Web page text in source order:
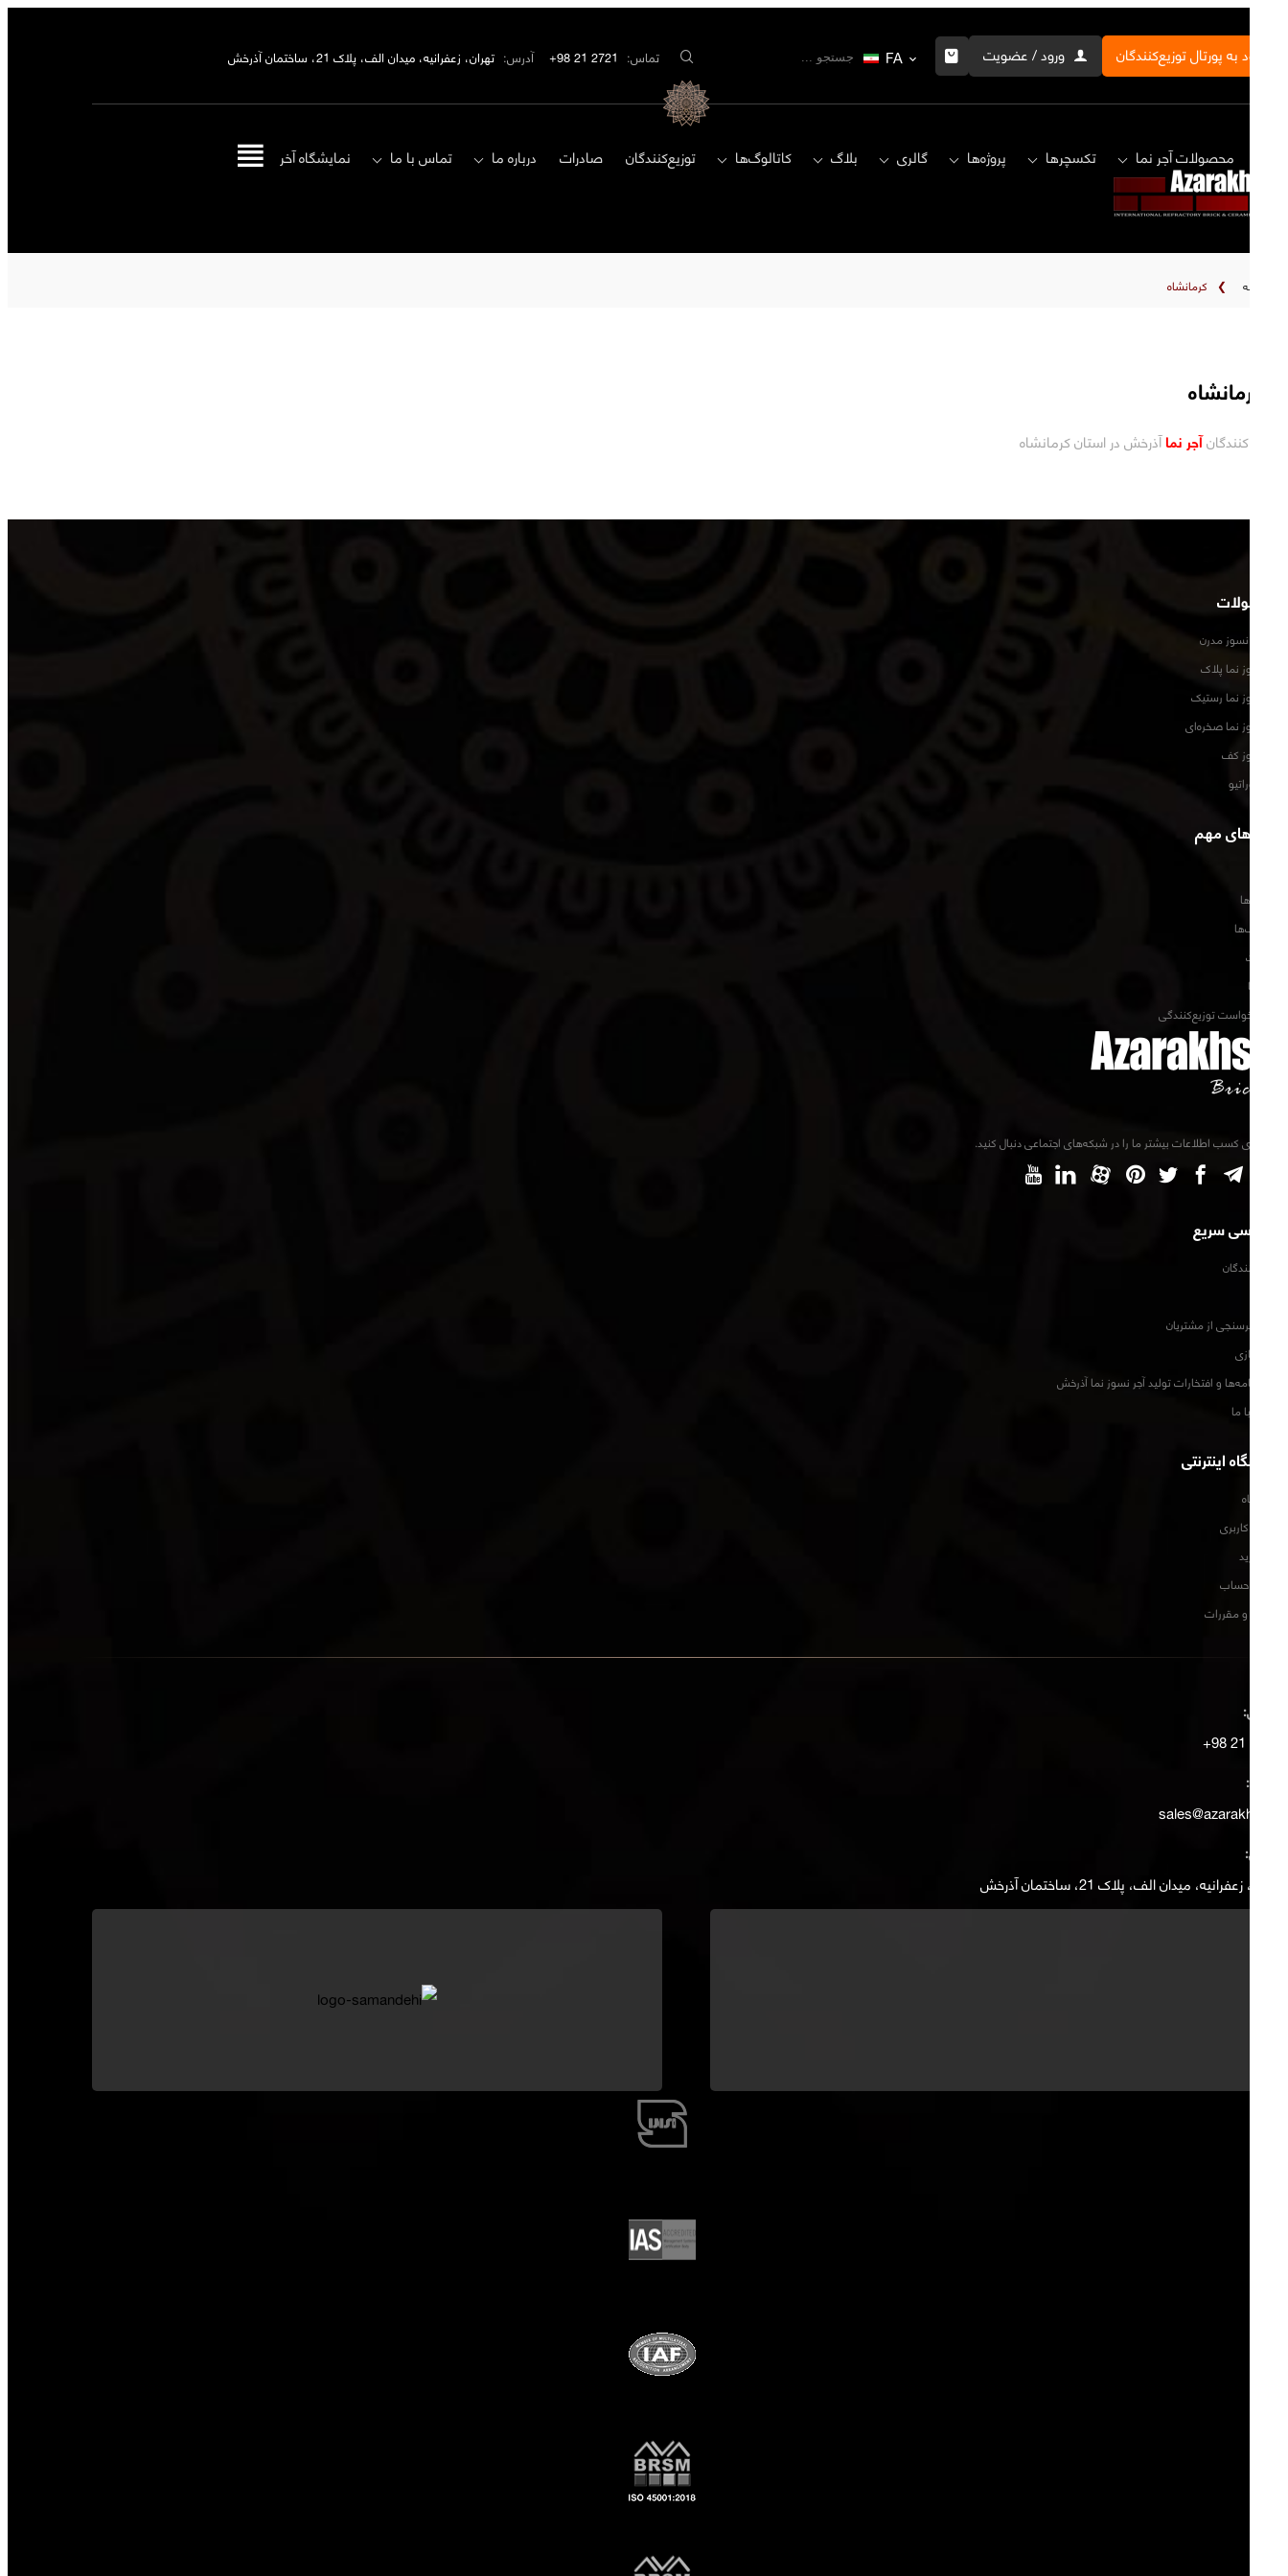
ورود به پورتال توزیع‌کنندگان ورود / عضویت FA تماس: 2721 21 98+ آدرس: تهران، زعفرانیه، میدان الف، پلاک 21، ساختمان آذرخش
محصولات آجر نما تکسچرها پروژه‌ها گالری بلاگ کاتالوگ‌ها توزیع‌کنندگان صادرات درباره ما تماس با ما نمایشگاه‌ آخر
خانه ❯ کرمانشاه
کرمانشاه
توزیع کنندگانآجر نماآذرخش در استان کرمانشاه
محصولات
آجر نما نسوز مدرن
آجر نسوز نما پلاک
آجر نسوز نما رستیک
آجر نسوز نما صخره‌ای
آجر نسوز کف
آجر دکوراتیو
لینک‌های مهم
تکسچرها
کاتالوگ‌ها
مقالات
پروژه‌ها
فرم درخواست توزیع‌کنندگی
برای کسب اطلاعات بیشتر ما را در شبکه‌های اجتماعی دنبال کنید.
دسترسی سریع
توزیع‌کنندگان
فرم نظرسنجی از مشتریان
تور مجازی
گواهینامه‌ها و افتخارات تولید آجر نسوز نما آذرخش
تماس با ما
فروشگاه اینترنتی
فروشگاه
حساب کاربری
سبد خرید
تسویه حساب
قوانین و مقررات
تماس:
ایمیل:
sales@azarakhsh.ir
آدرس:
تهران، زعفرانیه، میدان الف، پلاک 21، ساختمان آذرخش